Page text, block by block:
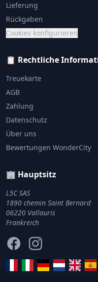
Lieferung
Rückgaben
Cookies konfigurieren
📋 Rechtliche
Treuekarte
AGB
Zahlung
Datenschutz
Über uns
Bewertungen WonderCity
🏢 Hauptsitz
L5C SAS
1890 chemin Saint Bernard
06220 Vallauris
Frankreich
FacebookInstagram